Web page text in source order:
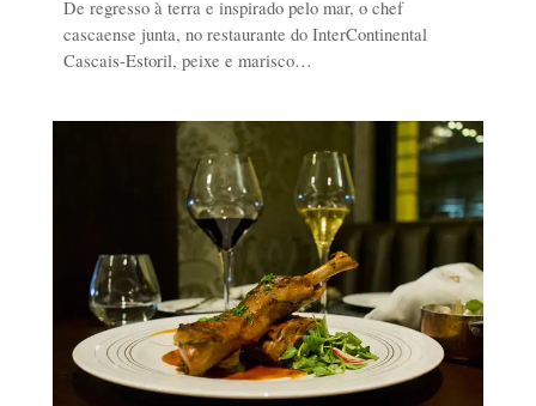
De regresso à terra e inspirado pelo mar, o chef
cascaense junta, no restaurante do InterContinental
Cascais-Estoril, peixe e marisco…